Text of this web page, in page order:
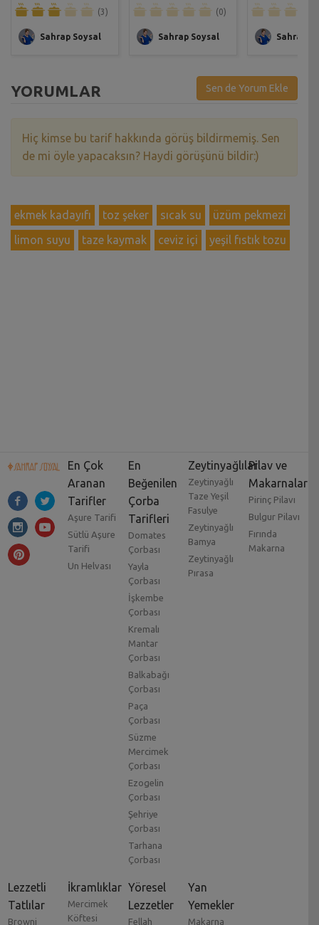
(3)
Sahrap Soysal
(0)
Sahrap Soysal Sahrap
YORUMLAR Sen de Yorum Ekle
Hiç kimse bu tarif hakkında görüş bildirmemiş. Sen
de mi öyle yapacaksın? Haydi görüşünü bildir:)
ekmek kadayıfı toz şeker sıcak su
üzüm pekmezi
limon suyu
taze kaymak ceviz içi yeşil fıstık tozu
En Çok
Aranan
Tarifler
Aşure Tarifi
Sütlü Aşure
Tarifi
Un Helvası
En
Beğenilen
Çorba
Tarifleri
Domates
Çorbası
Yayla
Çorbası
İşkembe
Çorbası
Kremalı
Mantar
Çorbası
Balkabağı
Çorbası
Paça
Çorbası
Süzme
Mercimek
Çorbası
Ezogelin
Çorbası
Şehriye
Çorbası
Tarhana
Çorbası
Zeytinyağlılar
Zeytinyağlı
Taze Yeşil
Fasulye
Zeytinyağlı
Bamya
Zeytinyağlı
Pırasa
Pilav ve
Makarnalar
Pirinç Pilavı
Bulgur Pilavı
Fırında
Makarna
Lezzetli
Tatlılar
Browni
İkramlıklar
Mercimek
Köftesi
Yöresel
Lezzetler
Fellah
Yan
Yemekler
Makarna